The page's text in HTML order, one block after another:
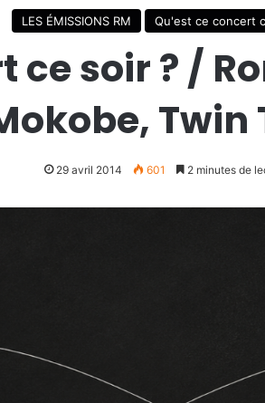
LES ÉMISSIONS RM Qu'est ce concert
ce soir ? /
Twin
29 avril 2014 601 2 minutes de